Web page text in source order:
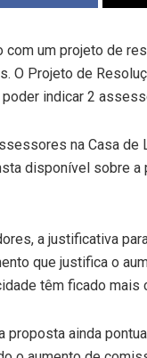
um projeto de
O Projeto de
indicar 2
na Casa
disponível sobre
a justificativa
que justifica o
têm ficado mais
proposta ainda